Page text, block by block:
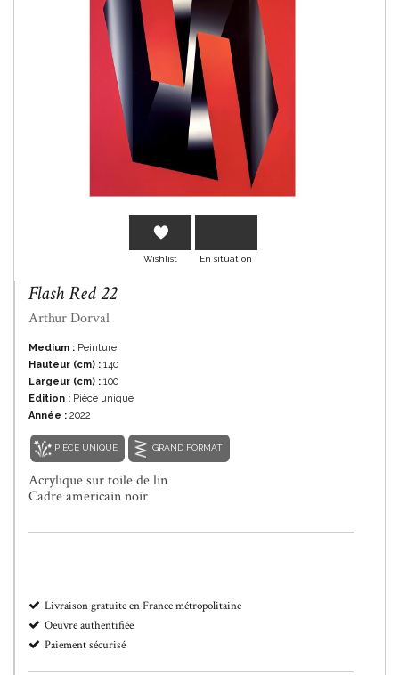
Wishlist En situation
Flash Red 22
Arthur Dorval
Medium : Peinture
Hauteur (cm) : 140
Largeur (cm) : 100
Edition : Pièce unique
Année : 2022
PIÈCE UNIQUE GRAND FORMAT
Acrylique sur toile de lin
Cadre americain noir
Livraison gratuite en France métropolitaine
Oeuvre authentifiée
Paiement sécurisé